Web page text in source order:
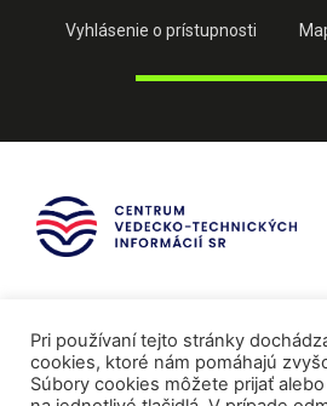
Vyhlásenie o prístupnosti
Pri používaní tejto stránky
cookies, ktoré nám pomáhajú
Súbory cookies môžete prijať